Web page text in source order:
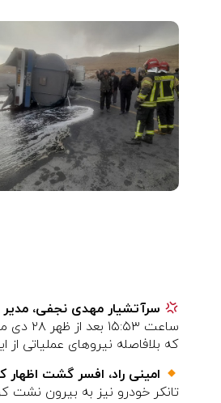
سرآتشیار مهدی نجفی، مدیر
که بلافاصله نیروهای عملیاتی از ایستگاه شماره 5 و 10
امینی راد، افسر گشت اظهار
تانکر خودرو نیز به بیرون نشت